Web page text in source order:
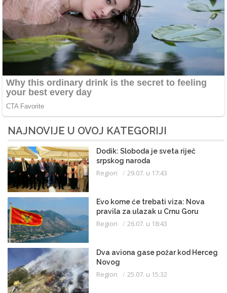
NAJNOVIJE U OVOJ KATEGORIJI
Dodik: Sloboda je sveta riječ
srpskog naroda
Region 29.07. u 17:43
Evo kome će trebati viza: Nova
pravila za ulazak u Crnu Goru
Region 26.07. u 18:43
Dva aviona gase požar kod Herceg
Novog
Region 25.07. u 15:32